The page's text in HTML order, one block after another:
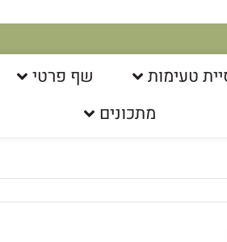
טעימות שף פרטי
מתכונים